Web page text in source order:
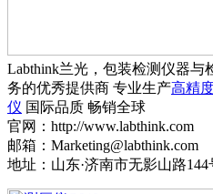
Labthink兰光，包装检测仪器与
务的优秀提供商 专业生产高精
仪 国际品质 畅销全球
官网：http://www.labthink.com
邮箱：Marketing@labthink.com
地址：山东·济南市无影山路144